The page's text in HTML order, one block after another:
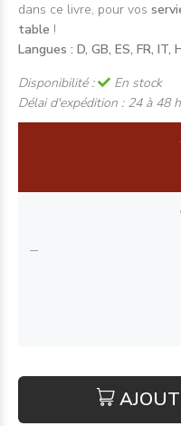
dans ce livre, pour vos
table !
Langues : D, GB, ES, FR, IT,
Disponibilité :
En stock
Délai d'expédition : 24 à 48